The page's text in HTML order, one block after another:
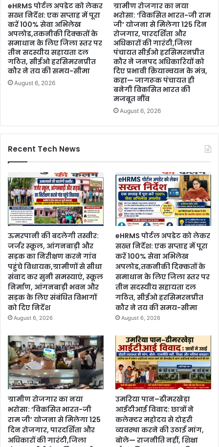
eHRMS पोर्टल अपडेट को लेकर
सख्त निर्देश: एक सप्ताह में पूरा
करें 100% सेवा अभिलेख
अपलोड,तकनीकी दिक्कतों के
समाधान के लिए जिला स्तर पर
तीन सदस्यीय सहायता दल
गठित, सीईओ हरसिमरनप्रीत
कौर ने तय की समय-सीमा
August 6, 2026
ग्रामीण रोजगार का नया
भरोसा: ‘विकसित भारत-जी राम
जी’ योजना से मिलेगा 125 दिन
रोजगार, पारदर्शिता और
अधिकारों की गारंटी,जिला
पंचायत सीईओ हरसिमरनप्रीत
कौर ने जनपद अधिकारियों को
दिए प्रभावी क्रियान्वयन के मंत्र,
कहा— जागरूक पंचायत ही
बनेगी विकसित भारत की
मजबूत नींव
August 6, 2026
Recent Tech News
ऊमरपानी की बदलेगी तस्वीर:
जर्जर स्कूल, आंगनबाड़ी और
सड़क का निरीक्षण करने गांव
पहुंचे विधायक,ग्रामीणों से सीधा
संवाद कर सुनी समस्याएं, स्कूल
निर्माण, आंगनबाड़ी भवन और
सड़क के लिए संबंधित विभागों
को दिए निर्देश
August 6, 2026
eHRMS पोर्टल अपडेट को लेकर
सख्त निर्देश: एक सप्ताह में पूरा
करें 100% सेवा अभिलेख
अपलोड,तकनीकी दिक्कतों के
समाधान के लिए जिला स्तर पर
तीन सदस्यीय सहायता दल
गठित, सीईओ हरसिमरनप्रीत
कौर ने तय की समय-सीमा
August 6, 2026
ग्रामीण रोजगार का नया
भरोसा: ‘विकसित भारत-जी
राम जी’ योजना से मिलेगा 125
दिन रोजगार, पारदर्शिता और
अधिकारों की गारंटी,जिला
उमरिया पान–ढीमरखेड़ा
आईटीआई विवाद: छात्रों ने
कलेक्टर महोदय से दोहरी
व्यवस्था करने की उठाई मांग,
बोले— राजनीति नहीं, शिक्षा